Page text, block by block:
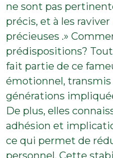
ne sont pas
précis, et à les raviver
précieuses .»
prédispositions?
fait partie de ce
émotionnel, transmis
générations
De plus, elles
adhésion et
ce qui permet de